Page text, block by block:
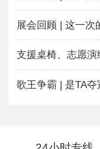
歌王争霸 | 是TA